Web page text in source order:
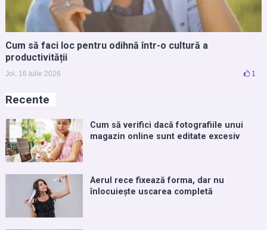
Cum să faci loc pentru odihnă într-o cultură a
productivității
Joi, 16 Iulie 2026 1
Recente
Cum să verifici dacă fotografiile unui
magazin online sunt editate excesiv
Aerul rece fixează forma, dar nu
înlocuiește uscarea completă